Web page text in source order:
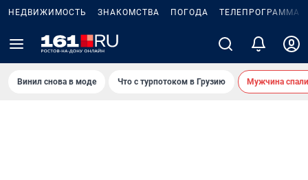
НЕДВИЖИМОСТЬ ЗНАКОМСТВА ПОГОДА ТЕЛЕПРОГРАММА
Винил снова в моде Что с турпотоком в Грузию Мужчина